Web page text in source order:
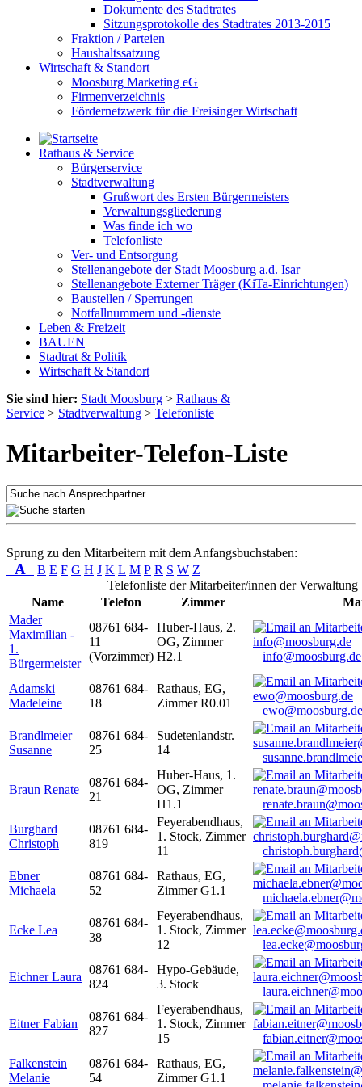
Dokumente des Stadtrates
Sitzungsprotokolle des Stadtrates 2013-2015
Fraktion / Parteien
Haushaltssatzung
Wirtschaft & Standort
Moosburg Marketing eG
Firmenverzeichnis
Fördernetzwerk für die Freisinger Wirtschaft
Rathaus & Service
Bürgerservice
Stadtverwaltung
Grußwort des Ersten Bürgermeisters
Verwaltungsgliederung
Was finde ich wo
Telefonliste
Ver- und Entsorgung
Stellenangebote der Stadt Moosburg a.d. Isar
Stellenangebote Externer Träger (KiTa-Einrichtungen)
Baustellen / Sperrungen
Notfallnummern und -dienste
Leben & Freizeit
BAUEN
Stadtrat & Politik
Wirtschaft & Standort
Sie sind hier: Stadt Moosburg > Rathaus &
Service > Stadtverwaltung > Telefonliste
Mitarbeiter-Telefon-Liste
Sprung zu den Mitarbeitern mit dem Anfangsbuchstaben:
A B E F G H J K L M P R S W Z
Telefonliste der Mitarbeiter/innen der Verwaltung
Name
Telefon Zimmer
Mader
Maximilian -
1.
Bürgermeister
08761 684-
11
(Vorzimmer)
Huber-Haus, 2.
OG, Zimmer
H2.1
info@moosburg.de
Adamski
Madeleine
08761 684-
18
Rathaus, EG,
Zimmer R0.01
ewo@moosburg.de
Brandlmeier
Susanne
08761 684-
25
Sudetenlandstr.
14
Braun Renate
08761 684-
21
Huber-Haus, 1.
OG, Zimmer
H1.1
Burghard
Christoph
08761 684-
819
Feyerabendhaus,
1. Stock, Zimmer
11
Ebner
Michaela
08761 684-
52
Rathaus, EG,
Zimmer G1.1
Ecke Lea
08761 684-
38
Feyerabendhaus,
1. Stock, Zimmer
12
Eichner Laura
08761 684-
824
Hypo-Gebäude,
3. Stock
Eitner Fabian
08761 684-
827
Feyerabendhaus,
1. Stock, Zimmer
15
Falkenstein
Melanie
08761 684-
54
Rathaus, EG,
Zimmer G1.1